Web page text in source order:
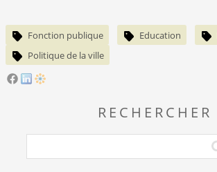
Fonction publique Education
Politique de la ville
RECHERCHER